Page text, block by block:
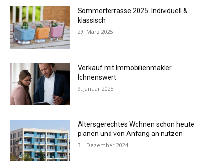
Sommerterrasse 2025: Individuell &
klassisch
29. März 2025
Verkauf mit Immobilienmakler
lohnenswert
9. Januar 2025
Altersgerechtes Wohnen schon heute
planen und von Anfang an nutzen
31. Dezember 2024